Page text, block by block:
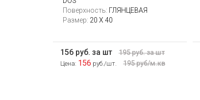
Поверхность: ГЛЯНЦЕВАЯ
Размер: 20 Х 40
156 руб. за шт 195 руб. за шт
Цена: 156 руб./шт. 195 руб/м.кв